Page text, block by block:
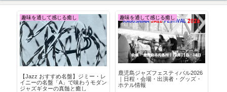
趣味を通して感じる癒し
【Jazz おすすめ名盤】ジミー・レ
イニーの名盤「A」で味わうモダン
ジャズギターの真髄と癒し
趣味を通して感じる癒し
鹿児島ジャズフェスティバル2026
｜日程・会場・出演者・グッズ・
ホテル情報